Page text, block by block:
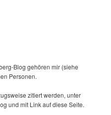
Blog gehören mir (siehe
Personen.
zitiert werden, unter
und mit Link auf diese Seite.